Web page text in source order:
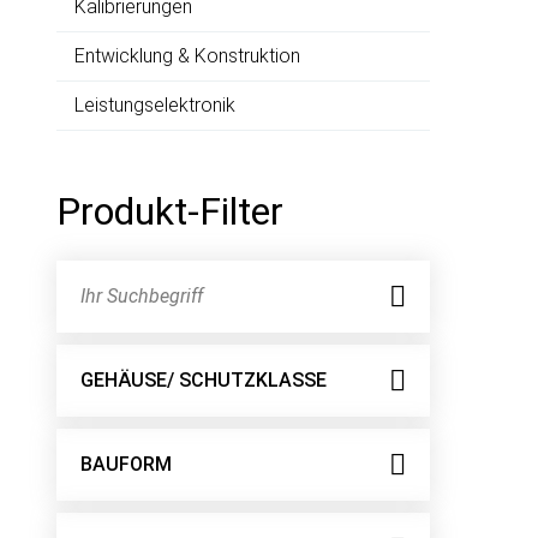
Kalibrierungen
Entwicklung & Konstruktion
Leistungselektronik
Produkt-Filter
GEHÄUSE/ SCHUTZKLASSE
BAUFORM